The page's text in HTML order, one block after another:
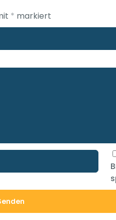
* markiert